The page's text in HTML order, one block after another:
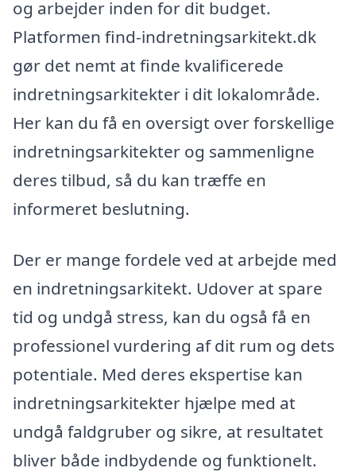
og arbejder inden for dit budget.
Platformen find-indretningsarkitekt.dk
gør det nemt at finde kvalificerede
indretningsarkitekter i dit lokalområde.
Her kan du få en oversigt over forskellige
indretningsarkitekter og sammenligne
deres tilbud, så du kan træffe en
informeret beslutning.
Der er mange fordele ved at arbejde med
en indretningsarkitekt. Udover at spare
tid og undgå stress, kan du også få en
professionel vurdering af dit rum og dets
potentiale. Med deres ekspertise kan
indretningsarkitekter hjælpe med at
undgå faldgruber og sikre, at resultatet
bliver både indbydende og funktionelt.